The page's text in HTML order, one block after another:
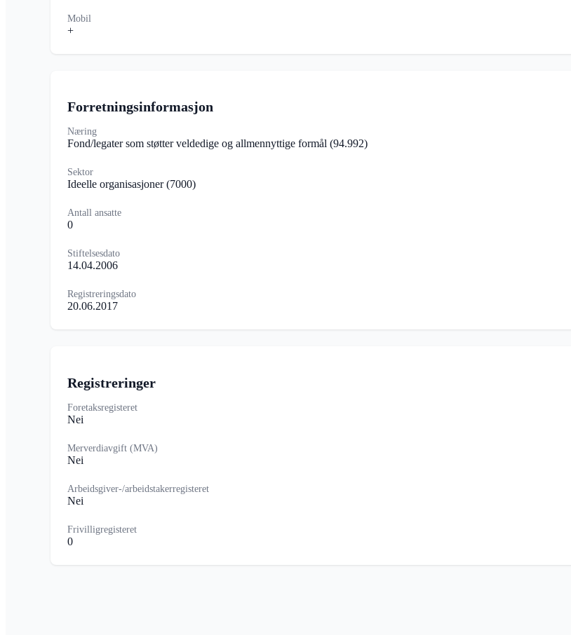
Mobil
+
Forretningsinformasjon
Næring
Fond/legater som støtter veldedige og allmennyttige formål (94.992)
Sektor
Ideelle organisasjoner(7000)
Antall ansatte
0
Stiftelsesdato
14.04.2006
Registreringsdato
20.06.2017
Registreringer
Foretaksregisteret
Nei
Merverdiavgift (MVA)
Nei
Arbeidsgiver-/arbeidstakerregisteret
Nei
Frivilligregisteret
0